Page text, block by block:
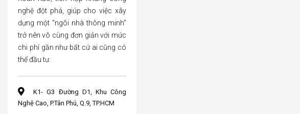
nghệ đột phá, giúp cho việc xây
dựng một “ngôi nhà thông minh”
trở nên vô cùng đơn giản với mức
chi phí gần như bất cứ ai cũng có
thể đầu tư.
K1- G3 Đường D1, Khu Công
Nghệ Cao, P.Tân Phú, Q.9, TP.HCM